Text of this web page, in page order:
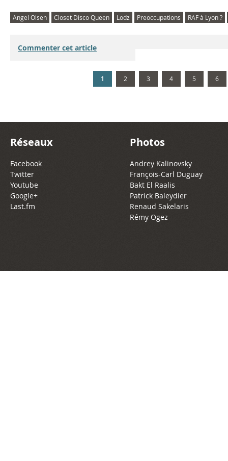
Angel Olsen Closet Disco Queen Lodz Preoccupations RAF à Lyon ?
Commenter cet article
1 2 3 4 5 6
Réseaux
Facebook
Twitter
Youtube
Google+
Last.fm
Photos
Andrey Kalinovsky
François-Carl Duguay
Bakt El Raalis
Patrick Baleydier
Renaud Sakelaris
Rémy Ogez